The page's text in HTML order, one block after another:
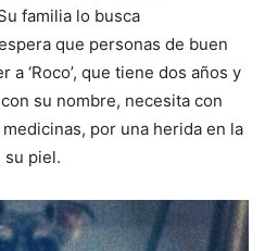
familia lo busca
que personas de buen
‘Roco’, que tiene dos años y
su nombre, necesita con
por una herida en la
su piel.